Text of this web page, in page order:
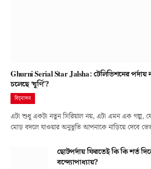
Ghurni Serial Star Jalsha: টেলিভিশনের
চলেছে ‘ঘূর্ণি’?
বিনোদন
এটা শুধু একটা নতুন সিরিয়াল নয়, এটা এমন এক গল্প,
মোড় বদলে যাওয়ার অনুভূতি আপনাকে নাড়িয়ে দেবে
ছোটপর্দায় ফিরতেই কি কি শর্ত
বন্দ্যোপাধ্যায়?